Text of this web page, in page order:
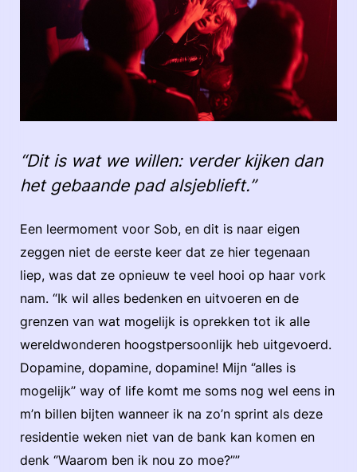
“Dit is wat we willen: verder kijken dan
het gebaande pad alsjeblieft.”
Een leermoment voor Sob, en dit is naar eigen
zeggen niet de eerste keer dat ze hier tegenaan
liep, was dat ze opnieuw te veel hooi op haar vork
nam. “Ik wil alles bedenken en uitvoeren en de
grenzen van wat mogelijk is oprekken tot ik alle
wereldwonderen hoogstpersoonlijk heb uitgevoerd.
Dopamine, dopamine, dopamine! Mijn ‘’alles is
mogelijk’’ way of life komt me soms nog wel eens in
m’n billen bijten wanneer ik na zo’n sprint als deze
residentie weken niet van de bank kan komen en
denk ‘’Waarom ben ik nou zo moe?’’”